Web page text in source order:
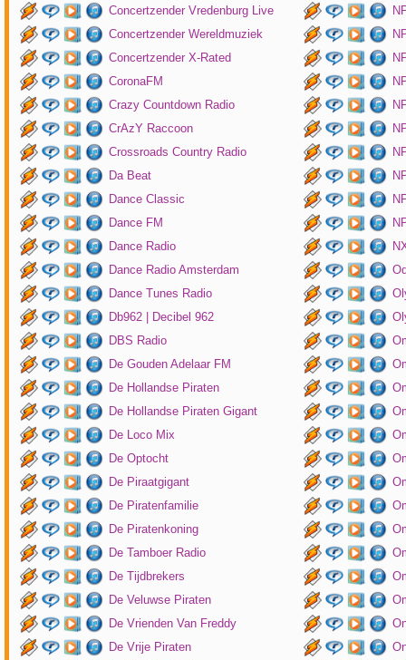
Concertzender Vredenburg Live
Concertzender Wereldmuziek
Concertzender X-Rated
CoronaFM
Crazy Countdown Radio
CrAzY Raccoon
Crossroads Country Radio
Da Beat
Dance Classic
Dance FM
Dance Radio
Dance Radio Amsterdam
Dance Tunes Radio
Db962 | Decibel 962
DBS Radio
De Gouden Adelaar FM
De Hollandse Piraten
De Hollandse Piraten Gigant
De Loco Mix
De Optocht
De Piraatgigant
De Piratenfamilie
De Piratenkoning
De Tamboer Radio
De Tijdbrekers
De Veluwse Piraten
De Vrienden Van Freddy
De Vrije Piraten